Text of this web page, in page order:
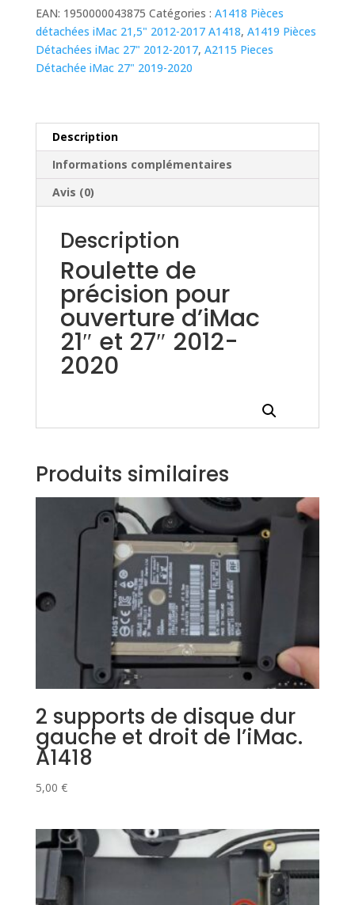
précision
pour
ouverture
d’iMac
EAN: 1950000043875 Catégories : A1418 Pièces
détachées iMac 21,5" 2012-2017 A1418, A1419 Pièces
Détachées iMac 27" 2012-2017, A2115 Pieces
Détachée iMac 27" 2019-2020
Description
Informations complémentaires
Avis (0)
Description
Roulette de
précision pour
ouverture d’iMac
21″ et 27″ 2012-
2020
Produits similaires
2 supports de disque dur
gauche et droit de l’iMac.
A1418
5,00 €